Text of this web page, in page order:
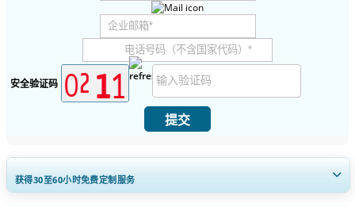
安全验证码
提交
获得30至60小时免费定制服务